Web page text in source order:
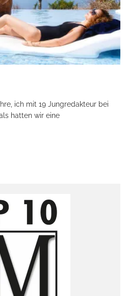
ich mit 19 Jungredakteur bei
hatten wir eine